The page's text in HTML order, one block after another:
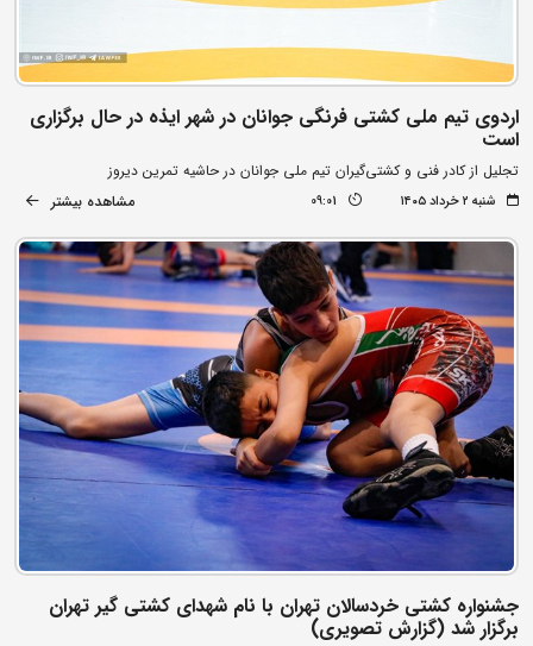
اردوی تیم ملی کشتی فرنگی جوانان در شهر ایذه در حال برگزاری
است
تجلیل از کادر فنی و کشتی‌گیران تیم ملی جوانان در حاشیه تمرین دیروز
شنبه ۲ خرداد ۱۴۰۵ 09:01 مشاهده بیشتر
جشنواره کشتی خردسالان تهران با نام شهدای کشتی گیر تهران
برگزار شد (گزارش تصویری)